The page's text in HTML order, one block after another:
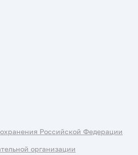
Российской Федерации
организации